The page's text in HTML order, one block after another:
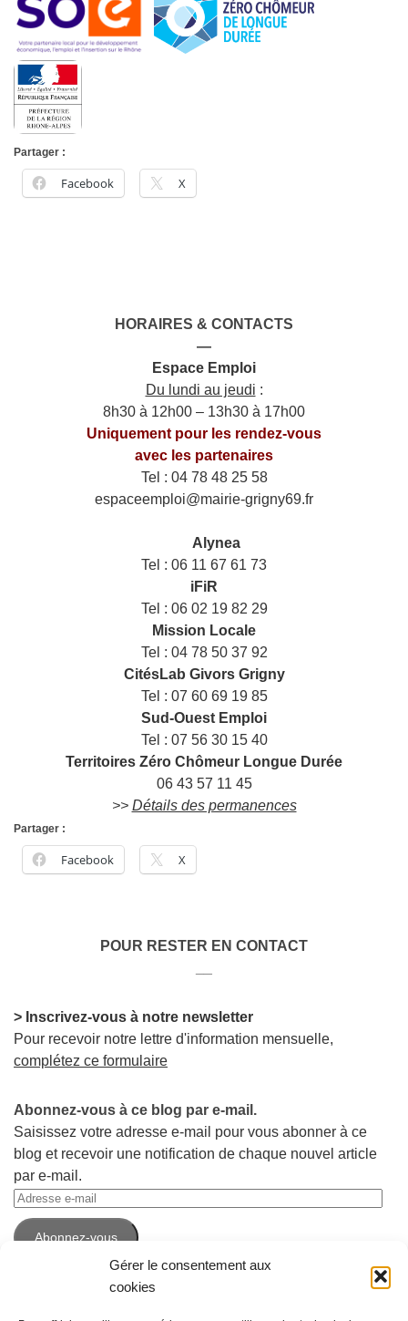
Gérer le consentement aux
cookies
Partager :
Facebook X
HORAIRES & CONTACTS
—
Espace Emploi
Du lundi au jeudi :
8h30 à 12h00 – 13h30 à 17h00
Uniquement pour les rendez-vous
avec les partenaires
Tel : 04 78 48 25 58
espaceemploi@mairie-grigny69.fr
Alynea
Tel : 06 11 67 61 73
iFiR
Tel : 06 02 19 82 29
Mission Locale
Tel : 04 78 50 37 92
CitésLab Givors Grigny
Tel : 07 60 69 19 85
Sud-Ouest Emploi
Tel : 07 56 30 15 40
Territoires Zéro Chômeur Longue Durée
06 43 57 11 45
>> Détails des permanences
Partager :
Facebook X
POUR RESTER EN CONTACT
> Inscrivez-vous à notre newsletter
Pour recevoir notre lettre d'information mensuelle,
complétez ce formulaire
Abonnez-vous à ce blog par e-mail.
Saisissez votre adresse e-mail pour vous abonner à ce
blog et recevoir une notification de chaque nouvel article
par e-mail.
Adresse
e-
mailAbonnez-vous